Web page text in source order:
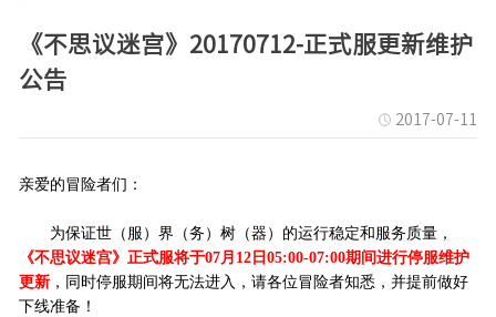
《不思议迷宫》20170712-正式服更新维护
公告
2017-07-11
亲爱的冒险者们：
为保证世（服）界（务）树（器）的运行稳定和服务质量，
《不思议迷宫》正式服将于07月12日05:00-07:00期间进行停服维护
更新 ，同时停服期间将无法进入，请各位冒险者知悉，并提前做好
下线准备！